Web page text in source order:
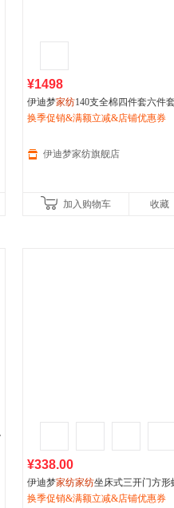
¥1498
伊迪梦家纺140支全棉四件套六件
绒棉镂空床上用品套件高端豪奢华
换季促销&满额立减&店铺优惠券
伊迪梦家纺旗舰店
加入购物车 收藏
¥338.00
伊迪梦家纺家纺坐床式三开门方形
帐A类全底加固加粗稳支架宫廷公
换季促销&满额立减&店铺优惠券